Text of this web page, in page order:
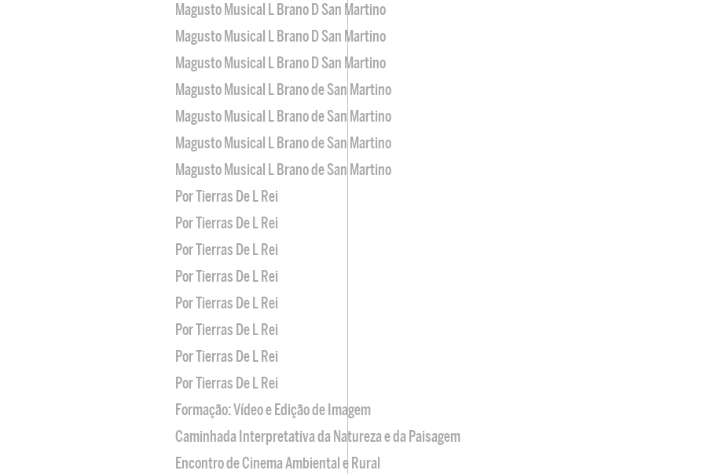
Magusto Musical L Brano D San Martino
Magusto Musical L Brano D San Martino
Magusto Musical L Brano D San Martino
Magusto Musical L Brano de San Martino
Magusto Musical L Brano de San Martino
Magusto Musical L Brano de San Martino
Magusto Musical L Brano de San Martino
Por Tierras De L Rei
Por Tierras De L Rei
Por Tierras De L Rei
Por Tierras De L Rei
Por Tierras De L Rei
Por Tierras De L Rei
Por Tierras De L Rei
Por Tierras De L Rei
Formação: Vídeo e Edição de Imagem
Caminhada Interpretativa da Natureza e da Paisagem
Encontro de Cinema Ambiental e Rural